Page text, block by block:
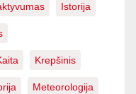
Istorija
Krepšinis
Meteorologija